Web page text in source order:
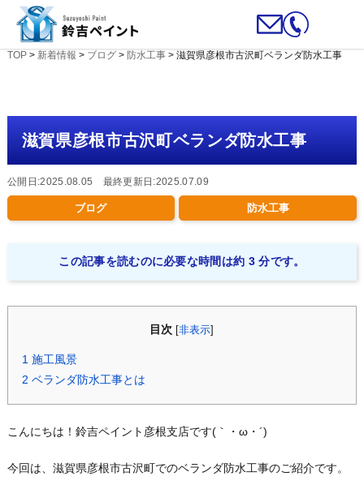
TOP> 新着情報 > ブログ> 防水工事> 滋賀県彦根市古沢町ベランダ防水工事
滋賀県彦根市古沢町ベランダ防水工事
公開日:2025.08.05 最終更新日:2025.07.09
ブログ 防水工事
この記事を読むのに必要な時間は約 3 分です。
目次 [非表示
1 施工風景
2 ベランダ防水工事とは
こんにちは！鈴吉ペイント彦根支店です(｀・ω・´)ゞ
今回は、滋賀県彦根市古沢町でのベランダ防水工事のご紹介です。